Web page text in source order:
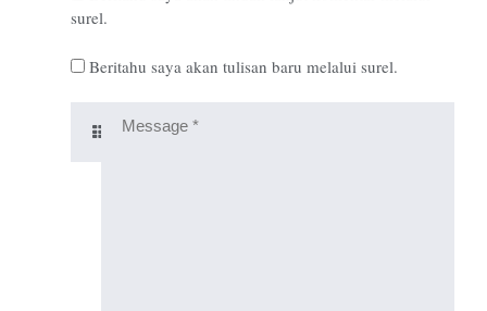
surel.
Beritahu saya akan tulisan baru melalui surel.